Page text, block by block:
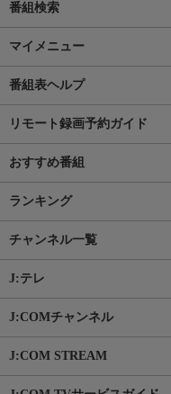
番組検索
マイメニュー
番組表ヘルプ
リモート録画予約ガイド
おすすめ番組
ランキング
チャンネル一覧
J:テレ
J:COMチャンネル
J:COM STREAM